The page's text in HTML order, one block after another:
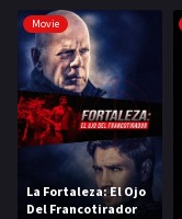
Movie
La Fortaleza: El Ojo
Del Francotirador